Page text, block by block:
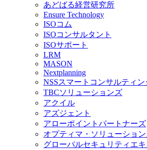
あどばる経営研究所
Ensure Technology
ISOコム
ISOコンサルタント
ISOサポート
LRM
MASON
Nextplanning
NSSスマートコンサルティン
TBCソリューションズ
アクイル
アズジェント
アローポイントパートナーズ
オプティマ・ソリューショ
グローバルセキュリティエキ